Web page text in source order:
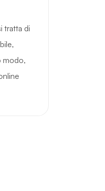
tratta di
modo,